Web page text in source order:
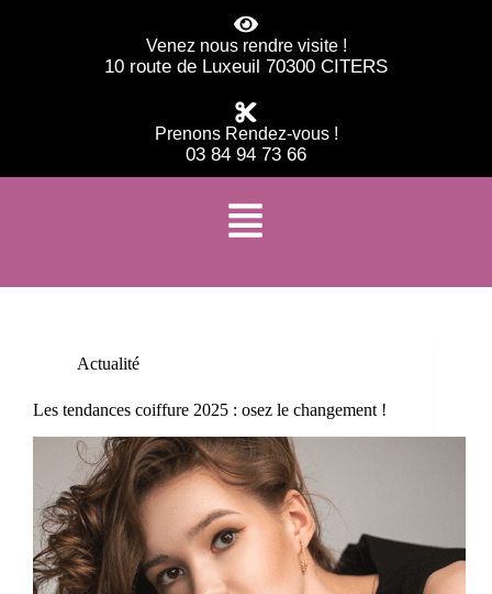
Venez nous rendre visite !
10 route de Luxeuil 70300 CITERS
Prenons Rendez-vous !
03 84 94 73 66
Actualité
Les tendances coiffure 2025 : osez le changement !